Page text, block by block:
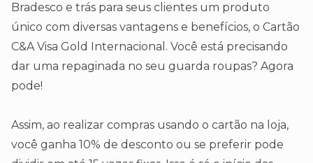
Bradesco e trás para seus clientes um produto
único com diversas vantagens e benefícios, o Cartão
C&A Visa Gold Internacional. Você está precisando
dar uma repaginada no seu guarda roupas? Agora
pode!
Assim, ao realizar compras usando o cartão na loja,
você ganha 10% de desconto ou se preferir pode